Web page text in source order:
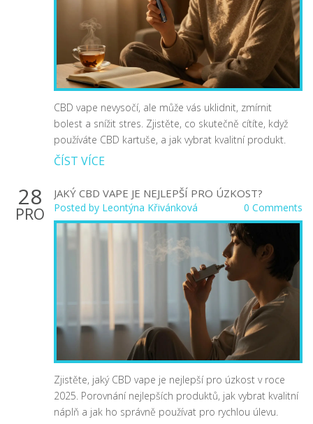
CBD vape nevysočí, ale může vás uklidnit, zmírnit
bolest a snížit stres. Zjistěte, co skutečně cítíte, když
používáte CBD kartuše, a jak vybrat kvalitní produkt.
ČÍST VÍCE
28
PRO
JAKÝ CBD VAPE JE NEJLEPŠÍ PRO ÚZKOST?
Posted by Leontýna Křivánková 0 Comments
Zjistěte, jaký CBD vape je nejlepší pro úzkost v roce
2025. Porovnání nejlepších produktů, jak vybrat kvalitní
náplň a jak ho správně používat pro rychlou úlevu.